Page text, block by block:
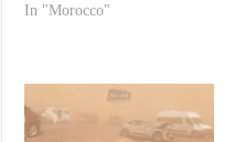
In "Morocco"